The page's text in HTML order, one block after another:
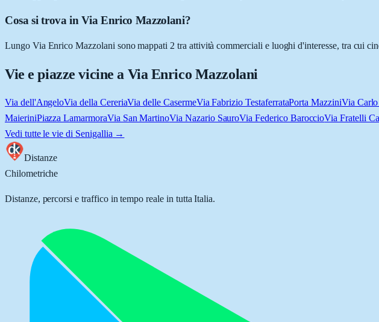
Cosa si trova in Via Enrico Mazzolani?
Lungo Via Enrico Mazzolani sono mappati 2 tra attività commerciali e luoghi d'interesse, tra cui
Vie e piazze vicine a Via Enrico Mazzolani
Via dell'AngeloVia della CereriaVia delle CasermeVia Fabrizio TestaferrataPorta MazziniVia Carlo
MaieriniPiazza LamarmoraVia San MartinoVia Nazario SauroVia Federico BaroccioVia Fratelli
Vedi tutte le vie di Senigallia →
Distanze
Chilometriche
Distanze, percorsi e traffico in tempo reale in tutta Italia.